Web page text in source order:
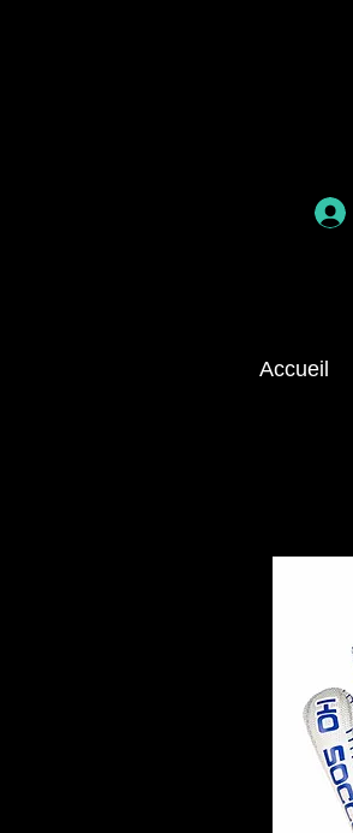
Accueil